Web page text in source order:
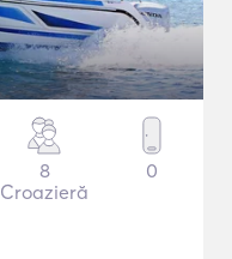
8
Croazieră
0